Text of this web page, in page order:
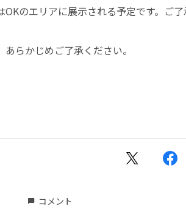
OKのエリアに展示される予定です。ご
らかじめご了承ください。
コメント